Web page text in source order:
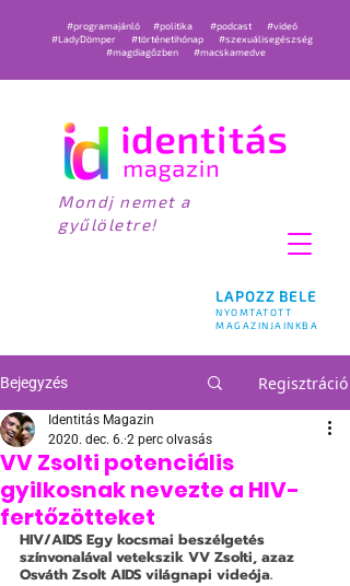
LAPOZZ BELE
NYOMTATOTT
MAGAZINJAINKBA
#programajánló #politika #podcast
#videó
#LadyDömper
#történetihónap
#szexuálisegészség
#magdiagőzben
#macskamedve
Mondj nemet a
gyűlöletre!
Bejegyzés Regisztráció
VV Zsolti potenciális
gyilkosnak nevezte a HIV-
fertőzötteket
Identitás Magazin
2020. dec. 6. 2 perc olvasás
HIV/AIDS Egy kocsmai beszélgetés
színvonalával vetekszik VV Zsolti, azaz
Osváth Zsolt AIDS világnapi videója.